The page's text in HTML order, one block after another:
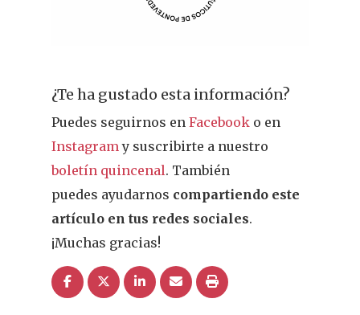
¿Te ha gustado esta información?
Puedes seguirnos enFacebook o en
Instagram y suscribirte a nuestro
boletín quincenal. También
puedes ayudarnos compartiendo este
artículo en tus redes sociales.
¡Muchas gracias!
Infantil
I Jornada Gallega De
Dermofarmacia
Problemas
Salud
Nutrición
Fitoterapia